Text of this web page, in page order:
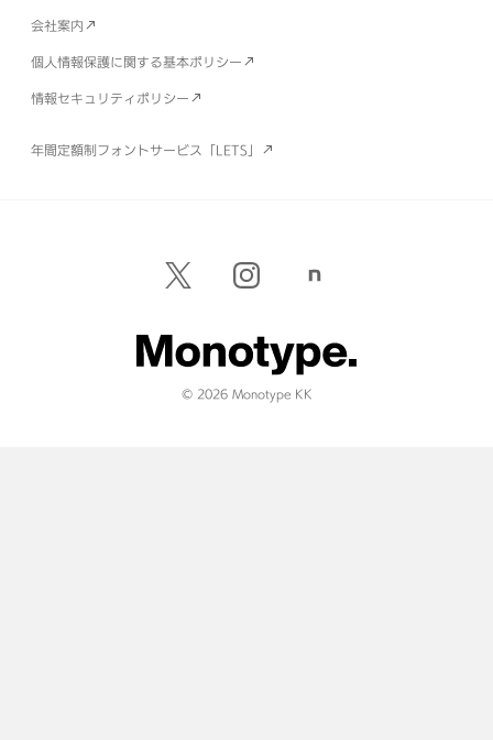
会社案内
個人情報保護に関する基本ポリシー
情報セキュリティポリシー
年間定額制フォントサービス「LETS」
© 2026 Monotype KK